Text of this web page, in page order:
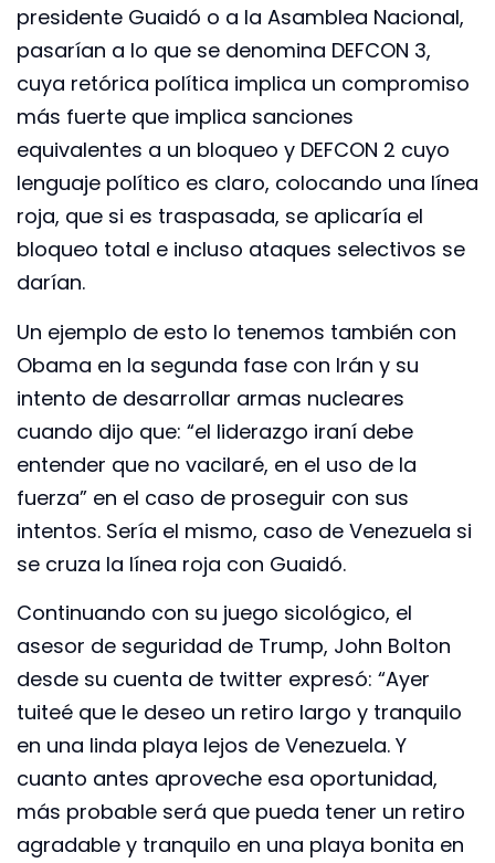
presidente Guaidó o a la Asamblea Nacional,
pasarían a lo que se denomina DEFCON 3,
cuya retórica política implica un compromiso
más fuerte que implica sanciones
equivalentes a un bloqueo y DEFCON 2 cuyo
lenguaje político es claro, colocando una línea
roja, que si es traspasada, se aplicaría el
bloqueo total e incluso ataques selectivos se
darían.
Un ejemplo de esto lo tenemos también con
Obama en la segunda fase con Irán y su
intento de desarrollar armas nucleares
cuando dijo que: “el liderazgo iraní debe
entender que no vacilaré, en el uso de la
fuerza” en el caso de proseguir con sus
intentos. Sería el mismo, caso de Venezuela si
se cruza la línea roja con Guaidó.
Continuando con su juego sicológico, el
asesor de seguridad de Trump, John Bolton
desde su cuenta de twitter expresó: “Ayer
tuiteé que le deseo un retiro largo y tranquilo
en una linda playa lejos de Venezuela. Y
cuanto antes aproveche esa oportunidad,
más probable será que pueda tener un retiro
agradable y tranquilo en una playa bonita en